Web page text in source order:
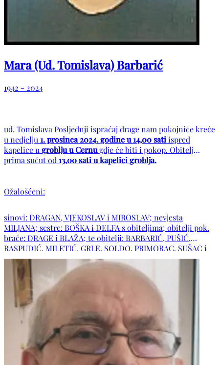
Mara (Ud. Tomislava) Barbarić
1942 - 2024
ud. Tomislava Posljednji ispraćaj drage nam pokojnice kreće
u nedjelju 1. prosinca 2024. godine u 14,00 satiispred
kapelice u groblju u Cernugdje će biti i pokop. Obitelj
prima sućut od 13,00 sati u kapelici groblja.
Ožalošćeni:
sinovi: DRAGAN, VJEKOSLAV i MIROSLAV; nevjesta
MILJANA; sestre: BOŠKA i DELFA s obiteljima; obitelji pok.
braće: DRAGE i BLAŽA; te obitelji: BARBARIĆ, PUŠIĆ,
RASPUDIĆ, MILETIĆ, GRLE, SOLDO, PRIMORAC, SUŠAC i
ostala mnogobrojna rodbina i prijatelji.POČIVALA U MIRU
BOŽJEM!